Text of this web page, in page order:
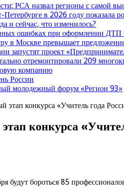
РСА назвал регионы с самой
в 2026 году показала
и сейчас, что изменилось?
ошибках при оформлении ДТП
в Москве превышает
запустят проект
отремонтировали 209
компанию
России
молодежный форум «Регион 93»
этап конкурса «Учитель года
конкурса
будут бороться 85